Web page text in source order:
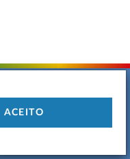
CONTACTOS
ACEITO